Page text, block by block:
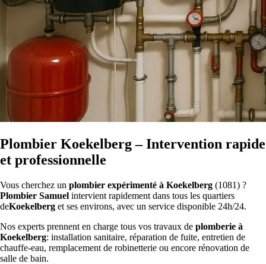
Plombier Koekelberg – Intervention rapide
et professionnelle
Vous cherchez un plombier expérimenté à Koekelberg (1081) ?
Plombier Samuel intervient rapidement dans tous les quartiers
deKoekelberg et ses environs, avec un service disponible 24h/24.
Nos experts prennent en charge tous vos travaux de plomberie à
Koekelberg: installation sanitaire, réparation de fuite, entretien de
chauffe-eau, remplacement de robinetterie ou encore rénovation de
salle de bain.